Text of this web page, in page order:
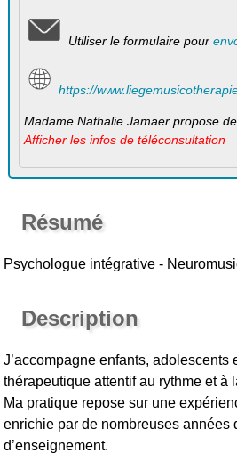
Utiliser le formulaire pour
https://
Madame Nathalie Jamaer propose
Afficher les infos de téléconsultation
Résumé
Psychologue intégrative -
Description
J’accompagne enfants, adolescents
thérapeutique attentif au rythme et à
Ma pratique repose sur une
enrichie par de nombreuses années
d’enseignement.